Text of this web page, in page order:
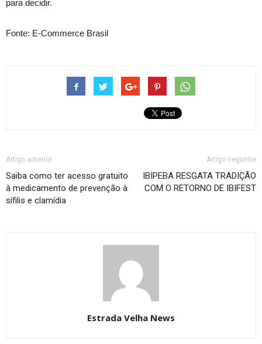
para decidir.
Fonte: E-Commerce Brasil
Artigo anterior
Saiba como ter acesso gratuito
à medicamento de prevenção à
sífilis e clamídia
Artigo seguinte
IBIPEBA RESGATA TRADIÇÃO
COM O RETORNO DE IBIFEST
Estrada Velha News